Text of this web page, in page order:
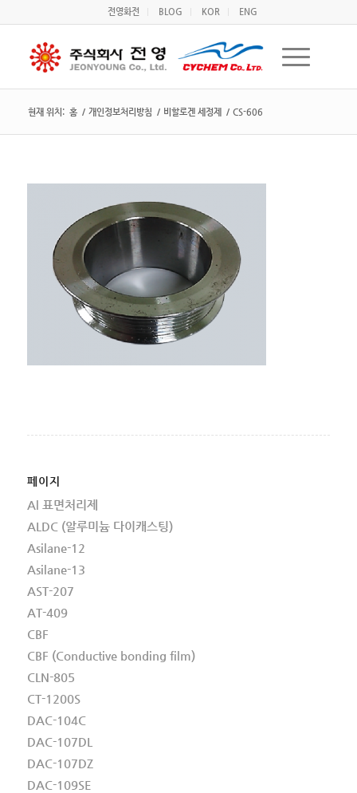
전영화전 BLOG KOR ENG
현재 위치: 홈 / 개인정보처리방침 / 비할로겐 세정제 / CS-606
페이지
Al 표면처리제
ALDC (알루미늄 다이캐스팅)
Asilane-12
Asilane-13
AST-207
AT-409
CBF
CBF (Conductive bonding film)
CLN-805
CT-1200S
DAC-104C
DAC-107DL
DAC-107DZ
DAC-109SE